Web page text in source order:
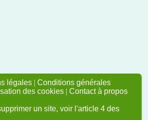
légales | Conditions générales
des cookies | Contact à propos
un site, voir l'article 4 des